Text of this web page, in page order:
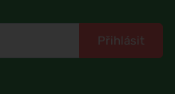
Přihlásit